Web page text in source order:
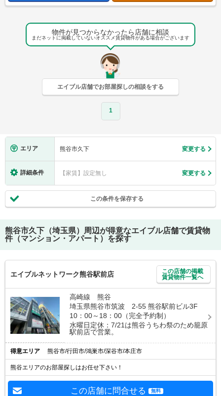
物件が見つからなかったら店舗に相談
まだネットに掲載していないオススメ賃貸物件がある場合がございます
エイブル店舗でお部屋探しの相談をする
1
エリア 熊谷市久下 変更する
詳細条件 【家賃】設定無し 変更する
この条件を保存する
熊谷市久下（埼玉県）
周辺が得意なエイブル店舗で賃貸物
件（マンション・アパート）を探す
エイブルネットワーク熊谷駅前店
この店舗の掲載
賃貸物件一覧へ
高崎線 熊谷
埼玉県熊谷市筑波 2-55 熊谷駅前ビル3F
10：00～18：00（完全予約制）
水曜日定休：7/21は熊谷うちわ祭のため籠原
駅前店で営業。
得意エリア 熊谷市/行田市/鴻巣市/深谷市/本庄市
熊谷エリアのお部屋探しはお任せ下さい！
この店舗に問合せる 無料